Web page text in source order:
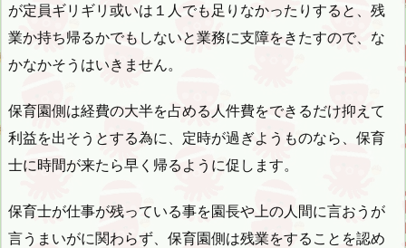
が定員ギリギリ或いは１人でも足りなかったりすると、残
業か持ち帰るかでもしないと業務に支障をきたすので、な
かなかそうはいきません。
保育園側は経費の大半を占める人件費をできるだけ抑えて
利益を出そうとする為に、定時が過ぎようものなら、保育
士に時間が来たら早く帰るように促します。
保育士が仕事が残っている事を園長や上の人間に言おうが
言うまいがに関わらず、保育園側は残業をすることを認め